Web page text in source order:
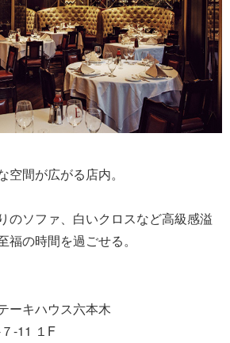
間が広がる店内。
のソファ、白いクロスなど高級感溢
の時間を過ごせる。
ーキハウス六本木
-11 １F